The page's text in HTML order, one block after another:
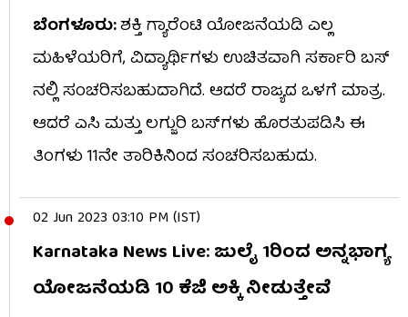
ಬೆಂಗಳೂರು:ಶಕ್ತಿ ಗ್ಯಾರೆಂಟಿ ಯೋಜನೆಯಡಿ ಎಲ್ಲ
ಮಹಿಳೆಯರಿಗೆ, ವಿದ್ಯಾರ್ಥಿಗಳು ಉಚಿತವಾಗಿ ಸರ್ಕಾರಿ ಬಸ್​​
ನಲ್ಲಿ ಸಂಚರಿಸಬಹುದಾಗಿದೆ. ಆದರೆ ರಾಜ್ಯದ ಒಳಗೆ ಮಾತ್ರ.
ಆದರೆ ಎಸಿ ಮತ್ತು ಲಗ್ಜುರಿ ಬಸ್​ಗಳು ಹೊರತುಪಡಿಸಿ ಈ
ತಿಂಗಳು 11ನೇ ತಾರಿಕಿನಿಂದ ಸಂಚರಿಸಬಹುದು.
02 Jun 2023 03:10 PM (IST)
Karnataka News Live: ಜುಲೈ 1ರಿಂದ ಅನ್ನಭಾಗ್ಯ
ಯೋಜನೆಯಡಿ 10 ಕೆಜಿ ಅಕ್ಕಿ ನೀಡುತ್ತೇವೆ